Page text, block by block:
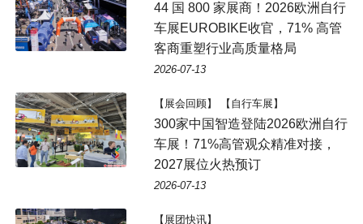
44 国 800 家展商！2026欧洲自行
车展EUROBIKE收官，71% 高管
客商重塑行业高质量格局
2026-07-13
【展会回顾】 【自行车展】
300家中国智造登陆2026欧洲自行
车展！71%高管观众精准对接，
2027展位火热预订
2026-07-13
【展团快讯】